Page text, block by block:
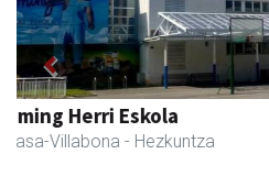
Akam espazioa
Amasa-Villabona - Arropa-dendak
Previous